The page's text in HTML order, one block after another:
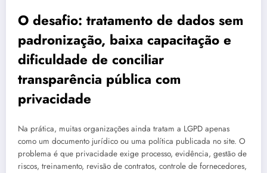
O desafio: tratamento de dados sem
padronização, baixa capacitação e
dificuldade de conciliar
transparência pública com
privacidade
Na prática, muitas organizações ainda tratam a LGPD apenas
como um documento jurídico ou uma política publicada no site. O
problema é que privacidade exige processo, evidência, gestão de
riscos, treinamento, revisão de contratos, controle de fornecedores,